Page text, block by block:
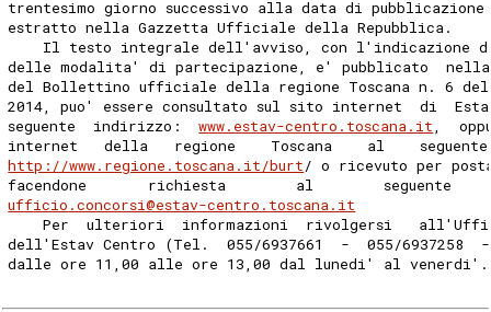
trentesimo giorno successivo alla data di
estratto nella Gazzetta Ufficiale della Repubblica.
Il testo integrale dell'avviso, con l'indicazione
delle modalita' di partecipazione, e' pubblicato
del Bollettino ufficiale della regione Toscana n. 6
2014, puo' essere consultato sul sito internet  di
seguente  indirizzo: www.estav-centro.toscana.it ,
internet   della   regione    Toscana    al
http://www.regione.toscana.it/burt/ o ricevuto per
facendone       richiesta        al        seguente
ufficio.concorsi@estav-centro.toscana.it
Per  ulteriori  informazioni  rivolgersi
dell'Estav Centro (Tel.  055/6937661  -  055/6937258  -
dalle ore 11,00 alle ore 13,00 dal lunedi' al